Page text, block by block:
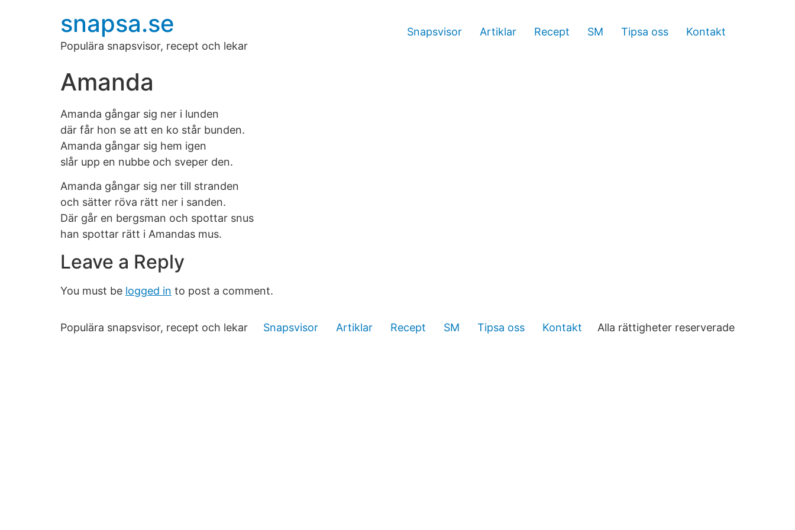
snapsa.se
Populära snapsvisor, recept och lekar
Snapsvisor Artiklar Recept SM Tipsa oss Kontakt
Amanda
Amanda gångar sig ner i lunden
där får hon se att en ko står bunden.
Amanda gångar sig hem igen
slår upp en nubbe och sveper den.
Amanda gångar sig ner till stranden
och sätter röva rätt ner i sanden.
Där går en bergsman och spottar snus
han spottar rätt i Amandas mus.
Leave a Reply
You must be logged in to post a comment.
Populära snapsvisor, recept och lekar Snapsvisor Artiklar Recept SM Tipsa oss Kontakt Alla rättigheter reserverade